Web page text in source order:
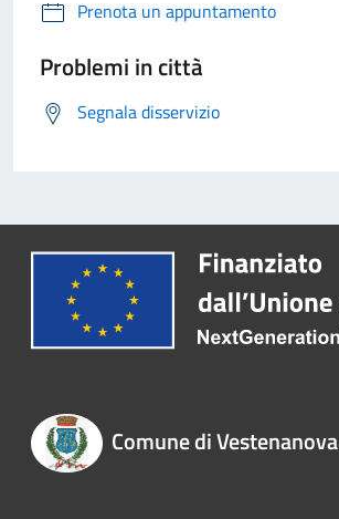
Prenota un appuntamento
Problemi in città
Segnala disservizio
Comune di Vestenanova